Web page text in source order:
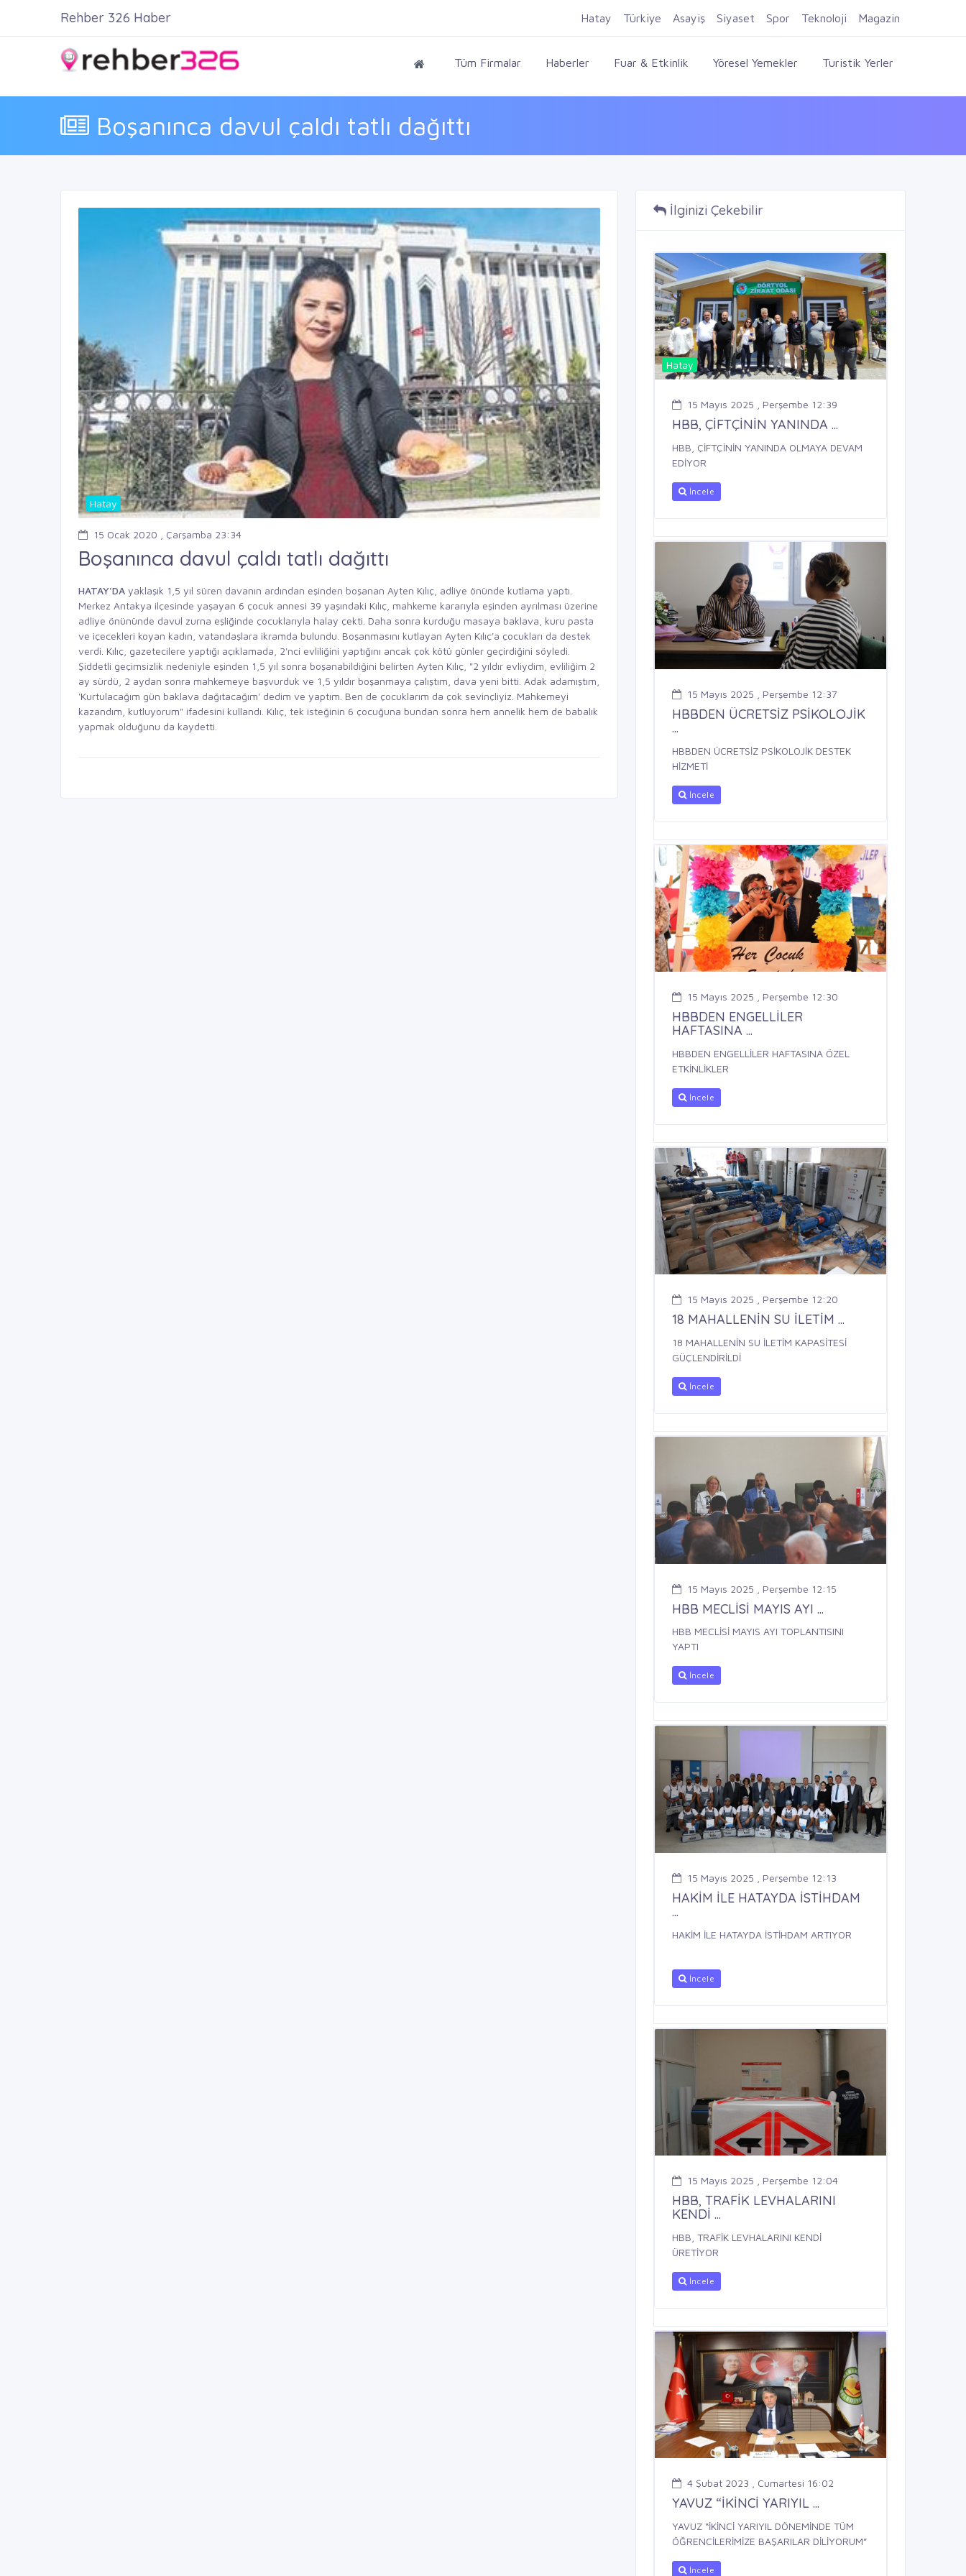
Firma Ekle Kayıt Ol Giriş Yap
Tüm Firmalar Haberler Fuar & Etkinlik Yöresel Yemekler Turistik Yerler
Boşanınca davul çaldı tatlı dağıttı
Rehber 326 Haber Hatay Türkiye Asayiş Siyaset Spor Teknoloji Magazin
Hatay
15 Ocak 2020 , Çarşamba 23:34
Boşanınca davul çaldı tatlı dağıttı
HATAY'DA yaklaşık 1,5 yıl süren davanın ardından eşinden boşanan Ayten Kılıç, adliye önünde kutlama yaptı.
Merkez Antakya ilçesinde yaşayan 6 çocuk annesi 39 yaşındaki Kılıç, mahkeme kararıyla eşinden ayrılması üzerine
adliye önününde davul zurna eşliğinde çocuklarıyla halay çekti. Daha sonra kurduğu masaya baklava, kuru pasta
ve içecekleri koyan kadın, vatandaşlara ikramda bulundu. Boşanmasını kutlayan Ayten Kılıç'a çocukları da destek
verdi. Kılıç, gazetecilere yaptığı açıklamada, 2'nci evliliğini yaptığını ancak çok kötü günler geçirdiğini söyledi.
Şiddetli geçimsizlik nedeniyle eşinden 1,5 yıl sonra boşanabildiğini belirten Ayten Kılıç, "2 yıldır evliydim, evliliğim 2
ay sürdü, 2 aydan sonra mahkemeye başvurduk ve 1,5 yıldır boşanmaya çalıştım, dava yeni bitti. Adak adamıştım,
'Kurtulacağım gün baklava dağıtacağım' dedim ve yaptım. Ben de çocuklarım da çok sevinçliyiz. Mahkemeyi
kazandım, kutluyorum" ifadesini kullandı. Kılıç, tek isteğinin 6 çocuğuna bundan sonra hem annelik hem de babalık
yapmak olduğunu da kaydetti.
İlginizi Çekebilir
Hatay
15 Mayıs 2025 , Perşembe 12:39
HBB, ÇİFTÇİNİN YANINDA ...
HBB, ÇİFTÇİNİN YANINDA OLMAYA DEVAM
EDİYOR
İncele
15 Mayıs 2025 , Perşembe 12:37
HBBDEN ÜCRETSİZ PSİKOLOJİK
...
HBBDEN ÜCRETSİZ PSİKOLOJİK DESTEK
HİZMETİ
İncele
15 Mayıs 2025 , Perşembe 12:30
HBBDEN ENGELLİLER
HAFTASINA ...
HBBDEN ENGELLİLER HAFTASINA ÖZEL
ETKİNLİKLER
İncele
15 Mayıs 2025 , Perşembe 12:20
18 MAHALLENİN SU İLETİM ...
18 MAHALLENİN SU İLETİM KAPASİTESİ
GÜÇLENDİRİLDİ
İncele
15 Mayıs 2025 , Perşembe 12:15
HBB MECLİSİ MAYIS AYI ...
HBB MECLİSİ MAYIS AYI TOPLANTISINI
YAPTI
İncele
15 Mayıs 2025 , Perşembe 12:13
HAKİM İLE HATAYDA İSTİHDAM
...
HAKİM İLE HATAYDA İSTİHDAM ARTIYOR
İncele
15 Mayıs 2025 , Perşembe 12:04
HBB, TRAFİK LEVHALARINI
KENDİ ...
HBB, TRAFİK LEVHALARINI KENDİ
ÜRETİYOR
İncele
4 Şubat 2023 , Cumartesi 16:02
YAVUZ “İKİNCİ YARIYIL ...
YAVUZ “İKİNCİ YARIYIL DÖNEMİNDE TÜM
ÖĞRENCİLERİMİZE BAŞARILAR DİLİYORUM”
İncele